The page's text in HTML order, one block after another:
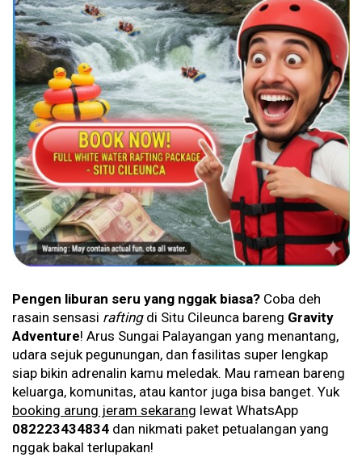
Pengen liburan seru yang nggak biasa? Coba deh
rasain sensasi raftingdi Situ Cileunca bareng Gravity
Adventure! Arus Sungai Palayangan yang menantang,
udara sejuk pegunungan, dan fasilitas super lengkap
siap bikin adrenalin kamu meledak. Mau ramean bareng
keluarga, komunitas, atau kantor juga bisa banget. Yuk
booking arung jeram sekarang lewat WhatsApp
082223434834 dan nikmati paket petualangan yang
nggak bakal terlupakan!